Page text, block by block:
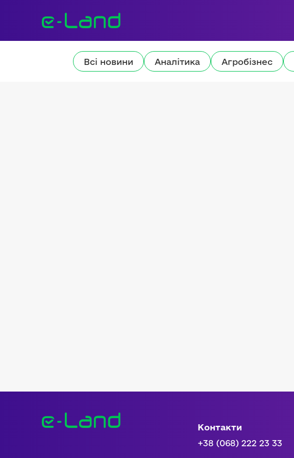
Всі новини Аналітика Агробізнес
Контакти
+38 (068) 222 23 33